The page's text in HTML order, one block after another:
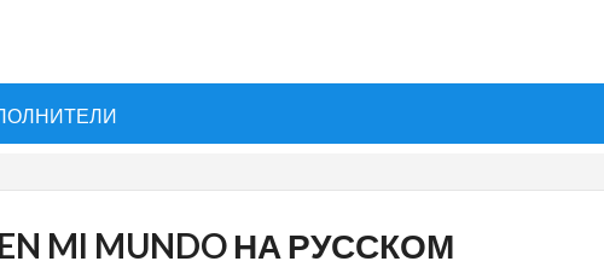
MI MUNDO НА РУССКОМ